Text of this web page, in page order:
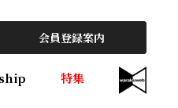
会員登録案内
特集